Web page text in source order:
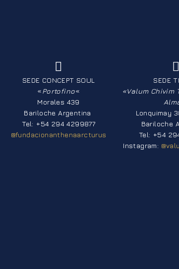
SEDE CONCEPT SOUL
«Portofino«
Morales 439
Bariloche Argentina
Tel: +54 294 4299877
@fundacionanthenaarcturus
SEDE
«Valum
Lonquimay
Bariloche
Tel: +54
Instagram: